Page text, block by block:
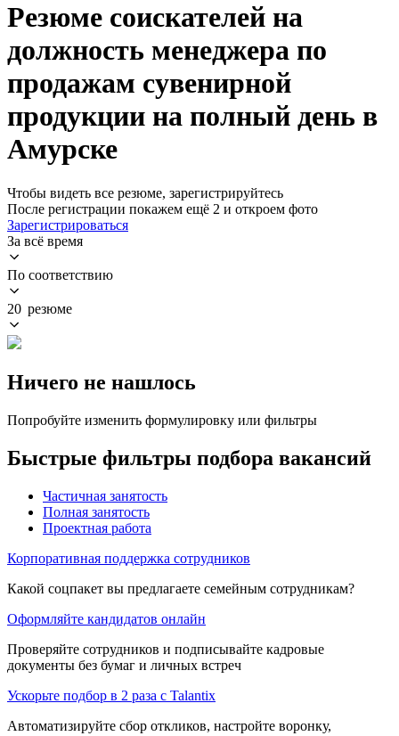
Резюме соискателей на
должность менеджера по
продажам сувенирной
продукции на полный день в
Амурске
Чтобы видеть все резюме, зарегистрируйтесь
После регистрации покажем ещё 2 и откроем фото
Зарегистрироваться
За всё время
По соответствию
20 резюме
Ничего не нашлось
Попробуйте изменить формулировку или фильтры
Быстрые фильтры подбора вакансий
Частичная занятость
Полная занятость
Проектная работа
Корпоративная поддержка сотрудников
Какой соцпакет вы предлагаете семейным сотрудникам?
Оформляйте кандидатов онлайн
Проверяйте сотрудников и подписывайте кадровые
документы без бумаг и личных встреч
Ускорьте подбор в 2 раза с Talantix
Автоматизируйте сбор откликов, настройте воронку,